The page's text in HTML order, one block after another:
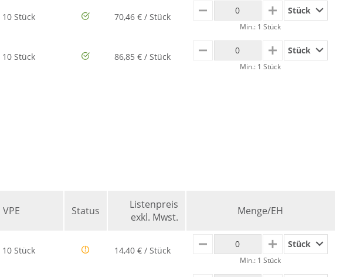
10 Stück 70,46 € / Stück MINUS PLUSStück
Min.: 1 Stück
10 Stück 86,85 € / Stück MINUS PLUSStück
Min.: 1 Stück
VPE Status
Listenpreis
exkl. Mwst.
Menge/EH
10 Stück 14,40 € / Stück MINUS PLUSStück
Min.: 1 Stück